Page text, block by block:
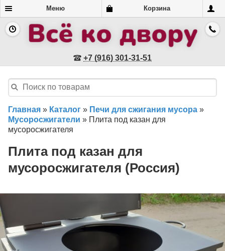
Меню Корзина
+7 (916) 301-31-51
Главная » Каталог » Печи для сжигания мусора »
Мусоросжигатели » Плита под казан для
мусоросжигателя
Плита под казан для
мусоросжигателя (Россия)